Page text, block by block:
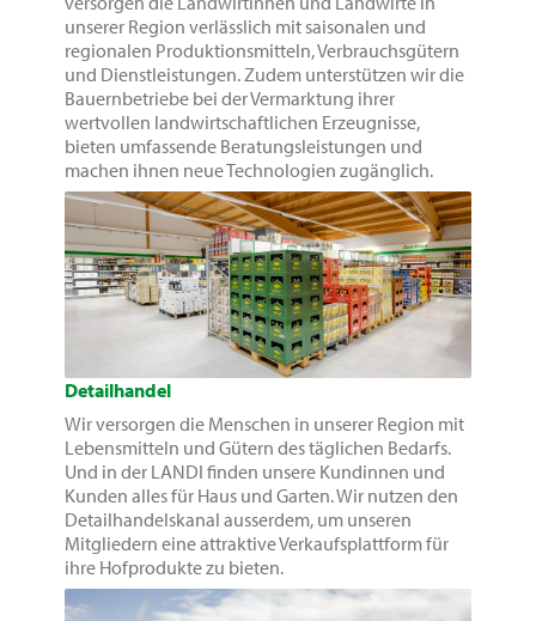
unserer Region verlässlich mit saisonalen und
regionalen Produktionsmitteln, Verbrauchsgütern
und Dienstleistungen. Zudem unterstützen wir die
Bauernbetriebe bei der Vermarktung ihrer
wertvollen landwirtschaftlichen Erzeugnisse,
bieten umfassende Beratungsleistungen und
machen ihnen neue Technologien zugänglich.
Detailhandel
Wir versorgen die Menschen in unserer Region mit
Lebensmitteln und Gütern des täglichen Bedarfs.
Und in der LANDI finden unsere Kundinnen und
Kunden alles für Haus und Garten. Wir nutzen den
Detailhandelskanal ausserdem, um unseren
Mitgliedern eine attraktive Verkaufsplattform für
ihre Hofprodukte zu bieten.